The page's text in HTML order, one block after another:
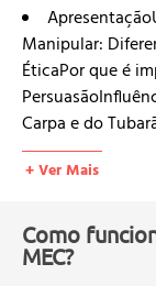
Manipular:
ÉticaPor que é
Carpa e do
Persuasão
3- Persuasão
PragmatistaO
+ Ver Mais
Como
MEC?